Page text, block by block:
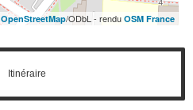
OpenStreetMap/ODbL - rendu OSM France
Itinéraire